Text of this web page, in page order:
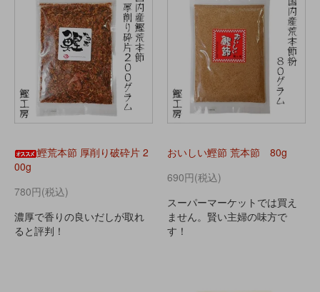
鰹荒本節 厚削り破砕片 2
00g
780円(税込)
濃厚で香りの良いだしが取れ
ると評判！
おいしい鰹節 荒本節 80g
690円(税込)
スーパーマーケットでは買え
ません。賢い主婦の味方で
す！